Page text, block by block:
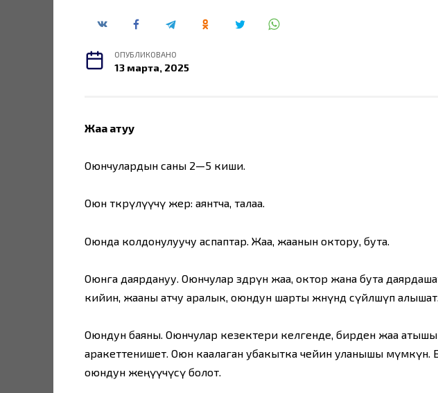
ОПУБЛИКОВАНО
13 марта, 2025
Жаа атуу
Оюнчулардын саны 2—5 киши.
Оюн өткөрүлүүчү жер: аянтча, талаа.
Оюнда колдонулуучу аспаптар. Жаа, жаанын октору, бута.
Оюнга даярдануу. Оюнчулар өздөрүнө жаа, октор жана бута
кийин, жааны атчу аралык, оюндун шарты жөнүндө сүйлөшүп алышат.
Оюндун баяны. Оюнчулар кезектери келгенде, бирден жаа атышып
аракеттенишет. Оюн каалаган убакытка чейин уланышы мүмкүн.
оюндун жеңүүчүсү болот.